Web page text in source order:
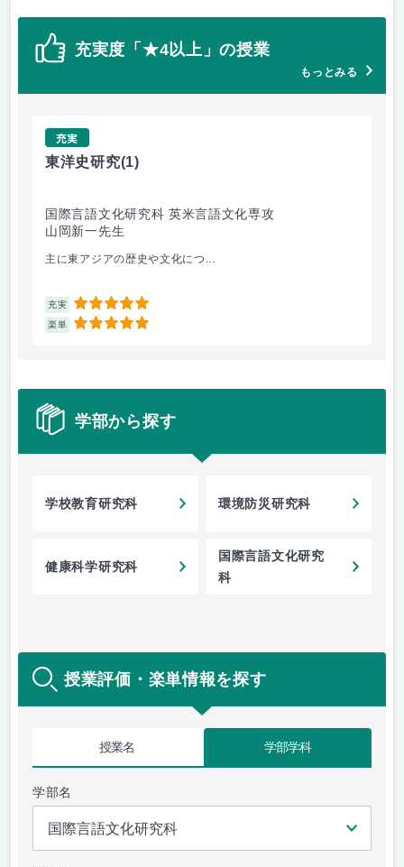
充実度「★4以上」の授業
もっとみる
充実
東洋史研究(1)
国際言語文化研究科 英米言語文化専攻
山岡新一先生
主に東アジアの歴史や文化につ...
充実 5
楽単 5
学部から探す
学校教育研究科 環境防災研究科
健康科学研究科
国際言語文化研究
科
授業評価・楽単情報を探す
授業名 学部学科
学部名